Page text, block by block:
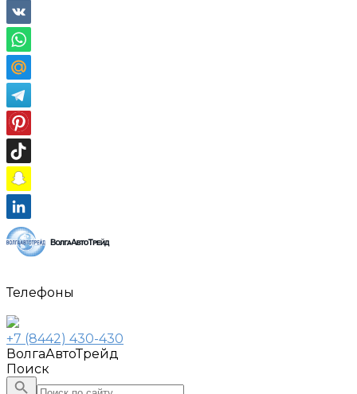
Телефоны
+7 (8442) 430-430
ВолгаАвтоТрейд
Поиск